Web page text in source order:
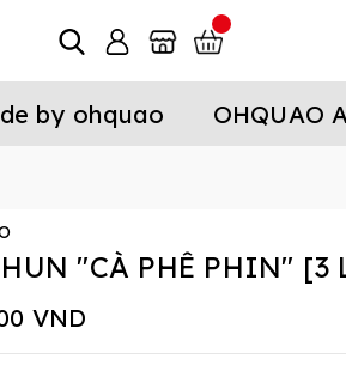
by ohquao OHQUAO
"CÀ PHÊ PHIN" [3
VND